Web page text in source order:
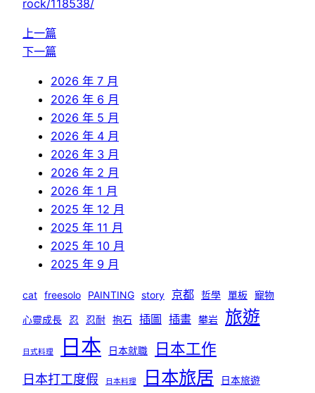
rock/118538/
上一篇
下一篇
2026 年 7 月
2026 年 6 月
2026 年 5 月
2026 年 4 月
2026 年 3 月
2026 年 2 月
2026 年 1 月
2025 年 12 月
2025 年 11 月
2025 年 10 月
2025 年 9 月
cat freesolo PAINTING story 京都 哲學 單板 寵物
心靈成長 忍 忍耐 抱石 插圖 插畫 攀岩 旅遊
日式料理 日本 日本就職 日本工作
日本打工度假 日本料理 日本旅居 日本旅遊